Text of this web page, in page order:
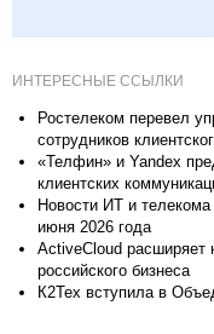
ИНТЕРЕСНЫЕ ССЫЛКИ
Ростелеком перевел
сотрудников
«Телфин» и Yandex
клиентских
Новости ИТ и
июня 2026 года
ActiveCloud расширяет
российского бизнеса
К2Тех вступила в